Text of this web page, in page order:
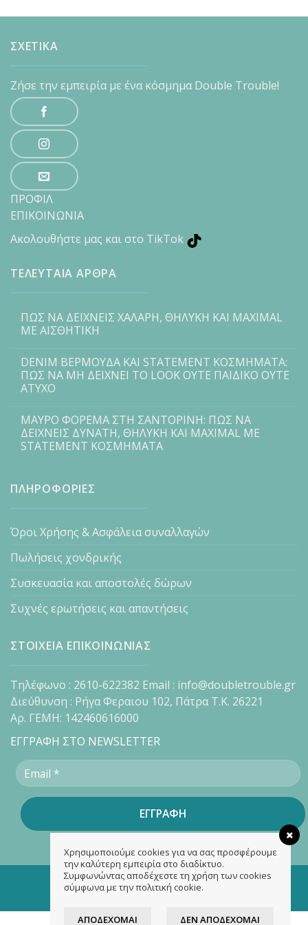
ΣΧΕΤΙΚΑ
Ζήσε την εμπειρία με ένα κόσμημα Double Trouble!
ΠΡΟΦΙΛ
ΕΠΙΚΟΙΝΩΝΙΑ
Ακολουθήστε μας και στο TikTok
ΤΕΛΕΥΤΑΙΑ ΑΡΘΡΑ
ΠΩΣ ΝΑ ΔΕΙΧΝΕΙΣ ΧΑΛΑΡΗ, ΘΗΛΥΚΗ ΚΑΙ MAXIMAL
ΜΕ ΑΙΣΘΗΤΙΚΗ
DENIM ΒΕΡΜΟΥΔΑ ΚΑΙ STATEMENT ΚΟΣΜΗΜΑΤΑ:
ΠΩΣ ΝΑ ΜΗ ΔΕΙΧΝΕΙ ΤΟ LOOK ΟΥΤΕ ΠΑΙΔΙΚΟ ΟΥΤΕ
ΑΤΥΧΟ
ΜΑΥΡΟ ΦΟΡΕΜΑ ΣΤΗ ΣΑΝΤΟΡΙΝΗ: ΠΩΣ ΝΑ
ΔΕΙΧΝΕΙΣ ΔΥΝΑΤΗ, ΘΗΛΥΚΗ ΚΑΙ MAXIMAL ΜΕ
STATEMENT ΚΟΣΜΗΜΑΤΑ
ΠΛΗΡΟΦΟΡΙΕΣ
Όροι Χρήσης & Ασφάλεια συναλλαγών
Πωλήσεις χονδρικής
Συσκευασία και αποστολές δώρων
Συχνές ερωτήσεις και απαντήσεις
ΣΤΟΙΧΕΙΑ ΕΠΙΚΟΙΝΩΝΙΑΣ
Τηλέφωνο : 2610-622382 Email : info@doubletrouble.gr
Διεύθυνση : Ρήγα Φεραιου 102, Πάτρα Τ.Κ. 26221
Αρ. ΓΕΜΗ: 142460616000
ΕΓΓΡΑΦΗ ΣΤΟ NEWSLETTER
Copyright 2026 ©doubletrouble.gr
Designed & developed by
Χρησιμοποιούμε cookies για να σας προσφέρουμε
την καλύτερη εμπειρία στο διαδίκτυο.
Συμφωνώντας αποδέχεστε τη χρήση των cookies
σύμφωνα με την πολιτική cookie.
ΑΠΟΔΈΧΟΜΑΙ ΔΕΝ ΑΠΟΔΈΧΟΜΑΙ